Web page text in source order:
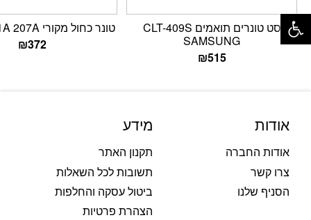
סט טונרים תואמים CLT-409S
SAMSUNG
₪515
טונר כחול מקורי HP W2211A 207A
₪372
אודות
אודות החברה
צרו קשר
הסניף שלנו
מידע
תקנון האתר
תשובות לכל השאלות
ביטול עסקה והחלפות
הצהרת פרטיות
פתח סרגל נגישות